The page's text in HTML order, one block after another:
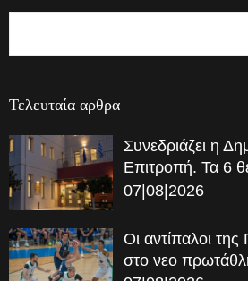
Τελευταία αρθρα
Συνεδριάζει η
Επιτροπή. Τα 6
07|08|2026
Οι αντίπαλοι
στο νεο